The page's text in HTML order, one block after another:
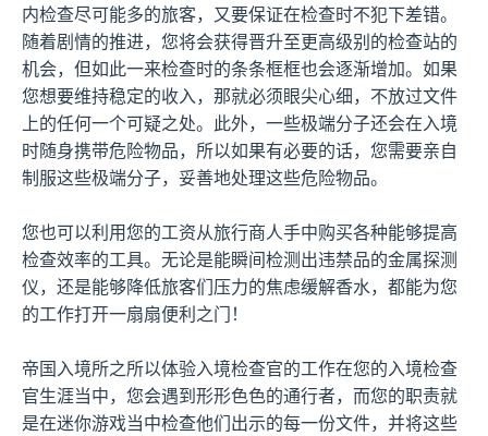
内检查尽可能多的旅客，又要保证在检查时不犯下差错。
随着剧情的推进，您将会获得晋升至更高级别的检查站的
机会，但如此一来检查时的条条框框也会逐渐增加。如果
您想要维持稳定的收入，那就必须眼尖心细，不放过文件
上的任何一个可疑之处。此外，一些极端分子还会在入境
时随身携带危险物品，所以如果有必要的话，您需要亲自
制服这些极端分子，妥善地处理这些危险物品。
您也可以利用您的工资从旅行商人手中购买各种能够提高
检查效率的工具。无论是能瞬间检测出违禁品的金属探测
仪，还是能够降低旅客们压力的焦虑缓解香水，都能为您
的工作打开一扇扇便利之门！
帝国入境所之所以体验入境检查官的工作在您的入境检查
官生涯当中，您会遇到形形色色的通行者，而您的职责就
是在迷你游戏当中检查他们出示的每一份文件，并将这些